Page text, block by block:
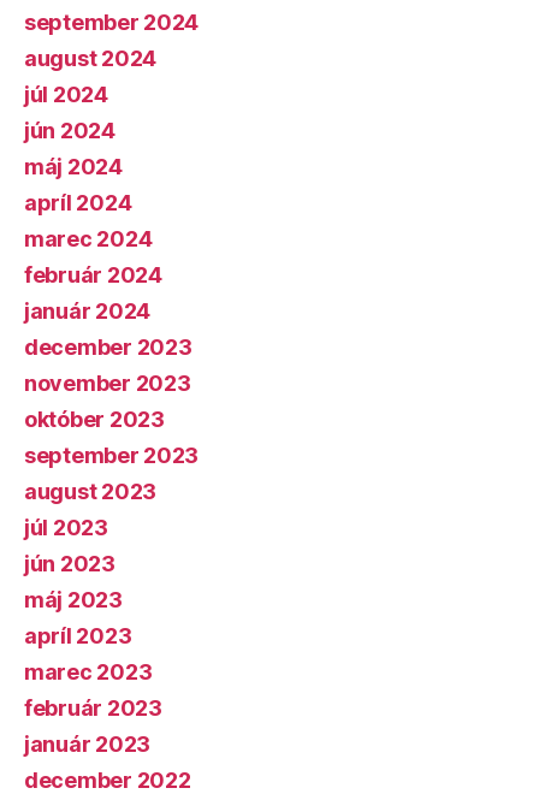
september 2024
august 2024
júl 2024
jún 2024
máj 2024
apríl 2024
marec 2024
február 2024
január 2024
december 2023
november 2023
október 2023
september 2023
august 2023
júl 2023
jún 2023
máj 2023
apríl 2023
marec 2023
február 2023
január 2023
december 2022